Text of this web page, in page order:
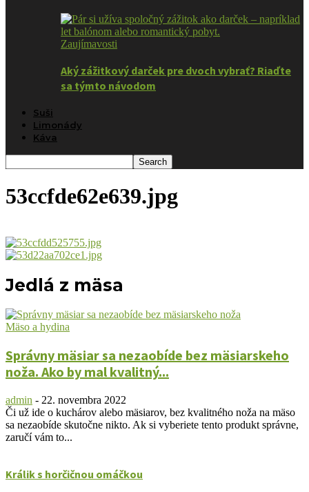
Zaujímavosti
Aký zážitkový darček pre dvoch vybrať? Riaďte
sa týmto návodom
Suši
Limonády
Káva
53ccfde62e639.jpg
Jedlá z mäsa
Mäso a hydina
Správny mäsiar sa nezaobíde bez mäsiarskeho
noža. Ako by mal kvalitný...
admin - 22. novembra 2022
Či už ide o kuchárov alebo mäsiarov, bez kvalitného noža na mäso
sa nezaobíde skutočne nikto. Ak si vyberiete tento produkt správne,
zaručí vám to...
Králik s horčičnou omáčkou